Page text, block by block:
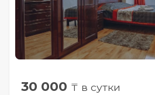
30 000 ₸ в сутки